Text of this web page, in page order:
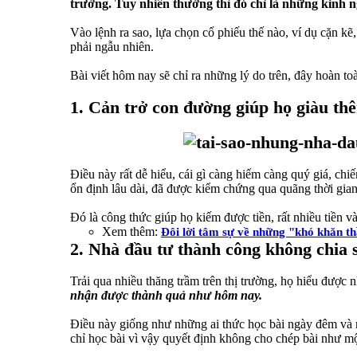
trường. Tuy nhiên thường thì đó chỉ là những kinh
Vào lệnh ra sao, lựa chọn cổ phiếu thế nào, ví dụ cặn
phải ngẫu nhiên.
Bài viết hôm nay sẽ chỉ ra những lý do trên, đây hoàn
1. Cản trở con đường giúp họ giàu
Điều này rất dễ hiểu, cái gì càng hiếm càng quý giá,
ổn định lâu dài, đã được kiểm chứng qua quãng thời
Đó là công thức giúp họ kiếm được tiền, rất nhiều tiền
Xem thêm: Đôi lời tâm sự về những "khó khăn
2. Nhà đầu tư thành công không chia
Trải qua nhiều thăng trầm trên thị trường, họ hiểu được
nhận được thành quả như hôm nay.
Điều này giống như những ai thức học bài ngày đêm
chỉ học bài vì vậy quyết định không cho chép bài như